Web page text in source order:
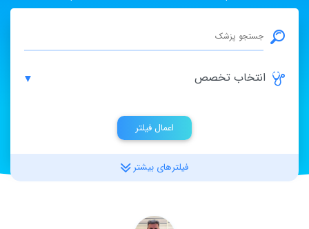
▼
اعمال فیلتر
فیلترهای بیشتر